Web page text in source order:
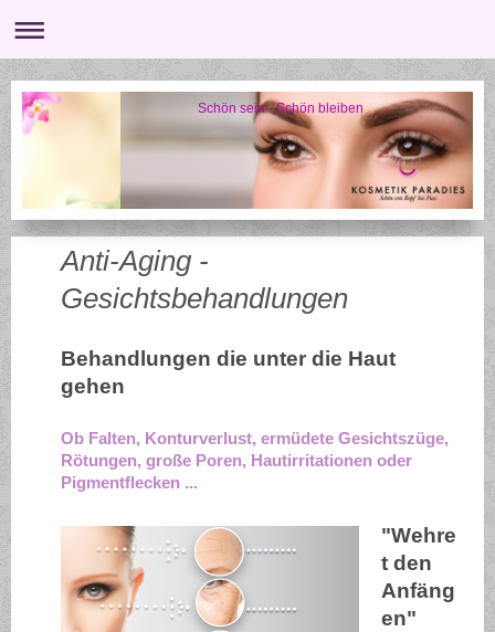
Schön sein - Schön bleiben
Anti-Aging -
Gesichtsbehandlungen
Behandlungen die unter die Haut
gehen
Ob Falten, Konturverlust, ermüdete Gesichtszüge,
Rötungen, große Poren, Hautirritationen oder
Pigmentflecken ...
"Wehre
t den
Anfäng
en"